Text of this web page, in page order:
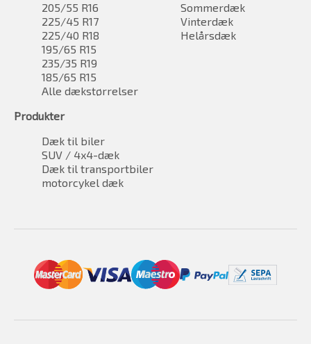
205/55 R16
225/45 R17
225/40 R18
195/65 R15
235/35 R19
185/65 R15
Alle dækstørrelser
Sommerdæk
Vinterdæk
Helårsdæk
Produkter
Dæk til biler
SUV / 4x4-dæk
Dæk til transportbiler
motorcykel dæk